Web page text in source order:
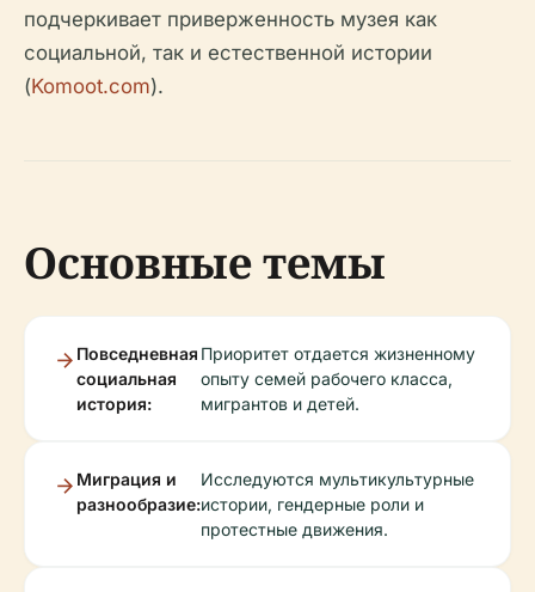
подчеркивает приверженность музея как
социальной, так и естественной истории
(Komoot.com).
Основные темы
Повседневная
социальная
история:
Приоритет отдается жизненному
опыту семей рабочего класса,
мигрантов и детей.
Миграция и
разнообразие:
Исследуются мультикультурные
истории, гендерные роли и
протестные движения.